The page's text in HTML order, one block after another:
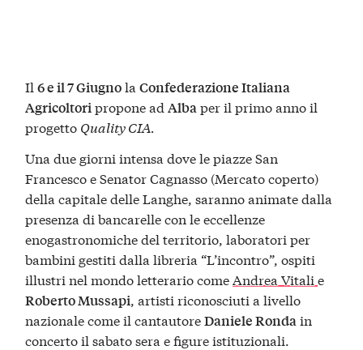
Il6 e il 7 GiugnolaConfederazione Italiana
Agricoltoripropone adAlbaper il primo anno il
progetto Quality CIA.
Una due giorni intensa dove le piazze San
Francesco e Senator Cagnasso (Mercato coperto)
della capitale delle Langhe, saranno animate dalla
presenza di bancarelle con le eccellenze
enogastronomiche del territorio, laboratori per
bambini gestiti dalla libreria “L’incontro”, ospiti
illustri nel mondo letterario come Andrea Vitali e
Roberto Mussapi , artisti riconosciuti a livello
nazionale come il cantautoreDaniele Ronda in
concerto il sabato sera e figure istituzionali.